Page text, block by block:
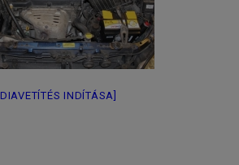
[DIAVETÍTÉS INDÍTÁSA]